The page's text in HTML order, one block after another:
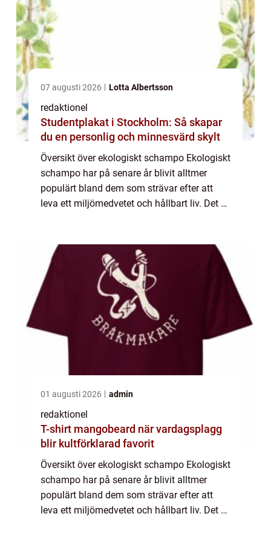
07 augusti 2026 Lotta Albertsson
redaktionel
Studentplakat i Stockholm: Så skapar
du en personlig och minnesvärd skylt
Översikt över ekologiskt schampo Ekologiskt
schampo har på senare år blivit alltmer
populärt bland dem som strävar efter att
leva ett miljömedvetet och hållbart liv. Det är
01 augusti 2026 admin
redaktionel
T-shirt mangobeard när vardagsplagg
blir kultförklarad favorit
Översikt över ekologiskt schampo Ekologiskt
schampo har på senare år blivit alltmer
populärt bland dem som strävar efter att
leva ett miljömedvetet och hållbart liv. Det är